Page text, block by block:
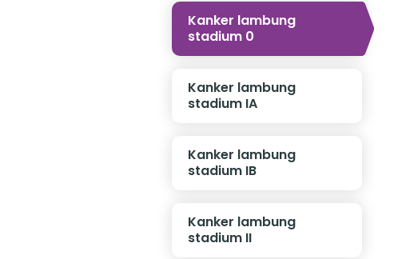
Kanker lambung
stadium 0
Kanker lambung
stadium IA
Kanker lambung
stadium IB
Kanker lambung
stadium II